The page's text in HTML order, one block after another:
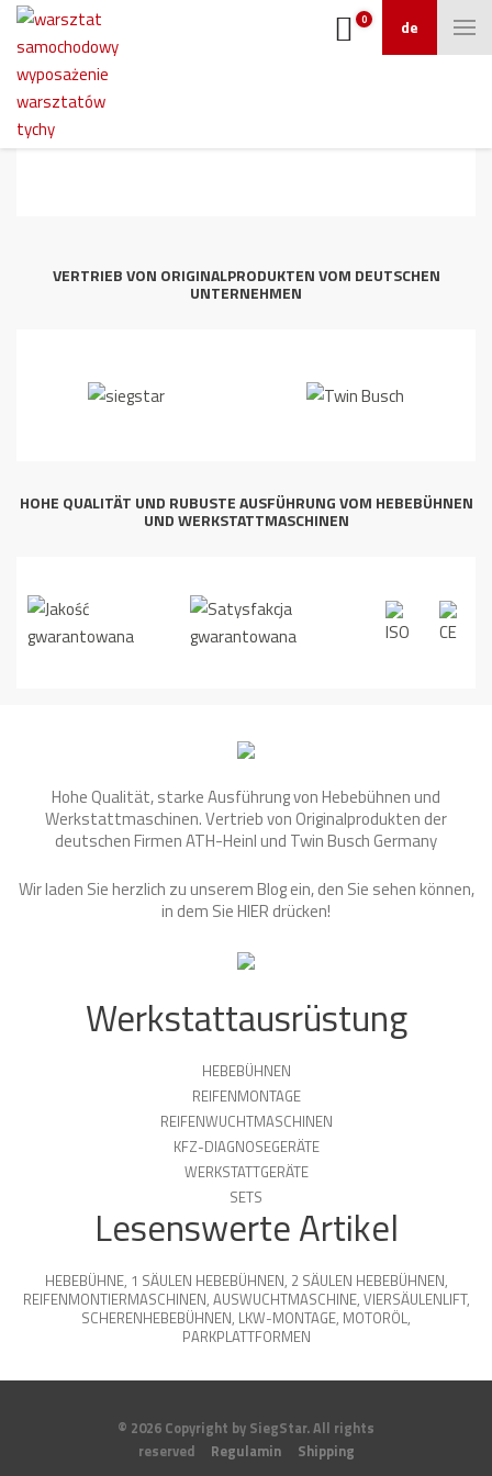
de
0
ath4_579-55a
VERTRIEB VON ORIGINALPRODUKTEN VOM DEUTSCHEN
UNTERNEHMEN
HOHE QUALITÄT UND RUBUSTE AUSFÜHRUNG VOM HEBEBÜHNEN
UND WERKSTATTMASCHINEN
Hohe Qualität, starke Ausführung von Hebebühnen und
Werkstattmaschinen. Vertrieb von Originalprodukten der
deutschen Firmen ATH-Heinl und Twin Busch Germany
Wir laden Sie herzlich zu unserem Blog ein, den Sie sehen können,
in dem SieHIER drücken!
Werkstattausrüstung
HEBEBÜHNEN
REIFENMONTAGE
REIFENWUCHTMASCHINEN
KFZ-DIAGNOSEGERÄTE
WERKSTATTGERÄTE
SETS
Lesenswerte Artikel
HEBEBÜHNE, 1 SÄULEN HEBEBÜHNEN, 2 SÄULEN HEBEBÜHNEN,
REIFENMONTIERMASCHINEN, AUSWUCHTMASCHINE, VIERSÄULENLIFT,
SCHERENHEBEBÜHNEN, LKW-MONTAGE, MOTORÖL,
PARKPLATTFORMEN
© 2026 Copyright by SiegStar. All rights
reserved
Regulamin Shipping